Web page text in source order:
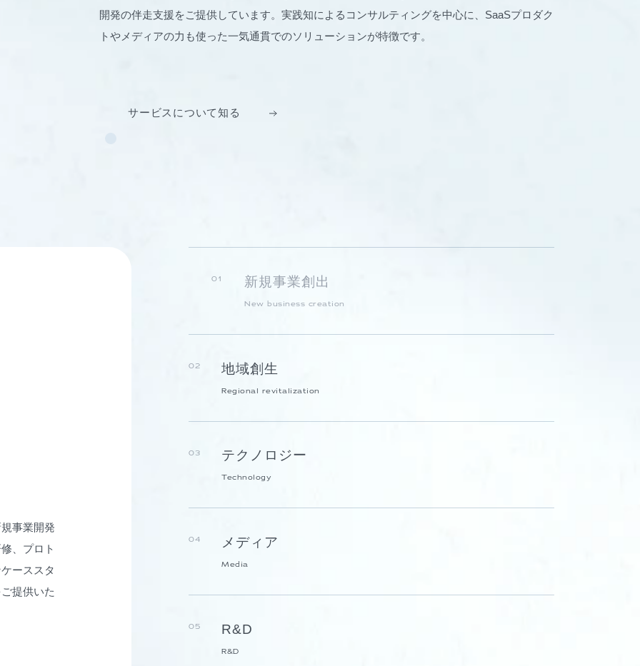
開発の伴走支援をご提供しています。実践知によるコンサルティングを中心に、SaaSプロダク
トやメディアの力も使った一気通貫でのソリューションが特徴です。
サービスについて知る
事業開発
、プロト
ーススタ
提供いた
01 新規事業創出
New business creation
02 地域創生
Regional revitalization
03 テクノロジー
Technology
04 メディア
Media
05 R&D
R&D